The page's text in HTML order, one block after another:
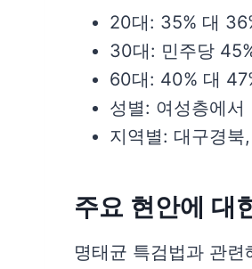
20대: 35% 대
30대: 민주당
60대: 40% 대
성별: 여성층에서
지역별: 대구경북
주요 현안에 대
명태균 특검법과 관